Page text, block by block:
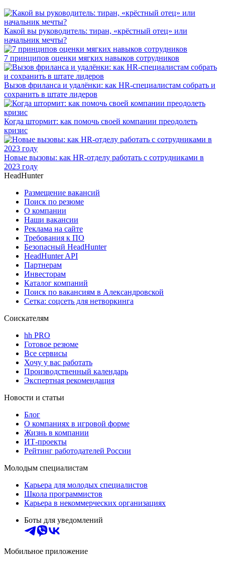
Какой вы руководитель: тиран, «крёстный отец» или
начальник мечты?
7 принципов оценки мягких навыков сотрудников
Вызов фриланса и удалёнки: как HR-специалистам собрать и
сохранить в штате лидеров
Когда штормит: как помочь своей компании преодолеть
кризис
Новые вызовы: как HR-отделу работать с сотрудниками в
2023 году
HeadHunter
Размещение вакансий
Поиск по резюме
О компании
Наши вакансии
Реклама на сайте
Требования к ПО
Безопасный HeadHunter
HeadHunter API
Партнерам
Инвесторам
Каталог компаний
Поиск по вакансиям в Александровской
Сетка: соцсеть для нетворкинга
Соискателям
hh PRO
Готовое резюме
Все сервисы
Хочу у вас работать
Производственный календарь
Экспертная рекомендация
Новости и статьи
Блог
О компаниях в игровой форме
Жизнь в компании
ИТ-проекты
Рейтинг работодателей России
Молодым специалистам
Карьера для молодых специалистов
Школа программистов
Карьера в некоммерческих организациях
Боты для уведомлений
Мобильное приложение